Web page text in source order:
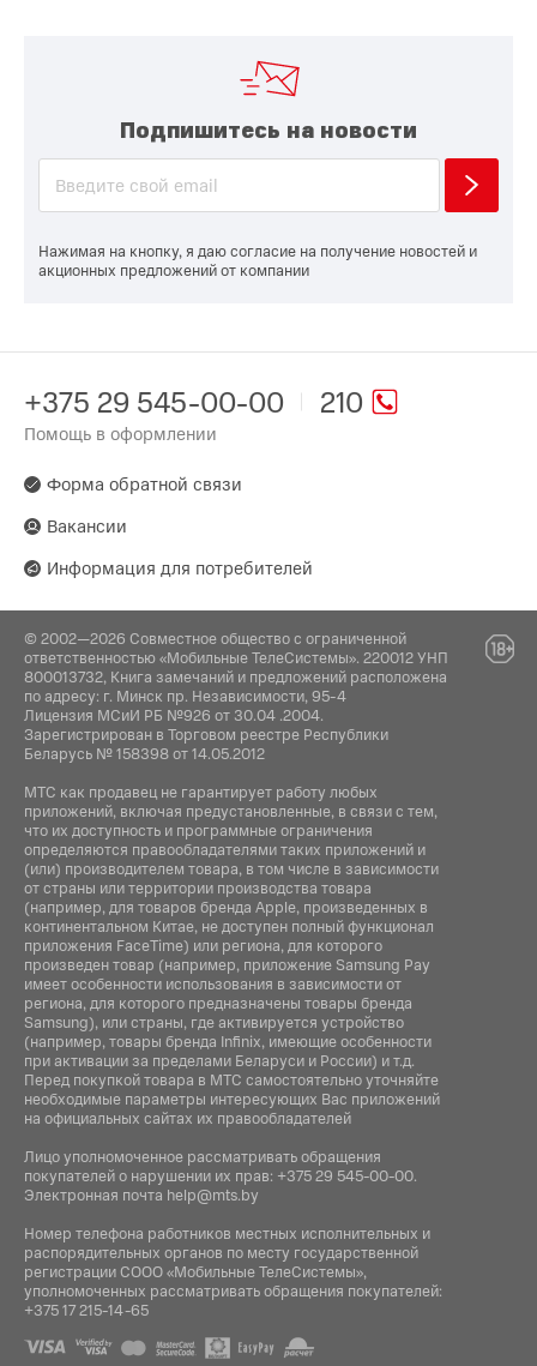
Подпишитесь на новости
Нажимая на кнопку, я даю согласие на получение новостей и
акционных предложений от компании
210
+375 29 545-00-00
Помощь в оформлении
Форма обратной связи
Вакансии
Информация для потребителей
© 2002—2026 Совместное общество с ограниченной
ответственностью «Мобильные ТелеСистемы». 220012 УНП
800013732, Книга замечаний и предложений расположена
по адресу: г. Минск пр. Независимости, 95-4
Лицензия МСиИ РБ №926 от 30.04 .2004.
Зарегистрирован в Торговом реестре Республики
Беларусь № 158398 от 14.05.2012
МТС как продавец не гарантирует работу любых
приложений, включая предустановленные, в связи с тем,
что их доступность и программные ограничения
определяются правообладателями таких приложений и
(или) производителем товара, в том числе в зависимости
от страны или территории производства товара
(например, для товаров бренда Apple, произведенных в
континентальном Китае, не доступен полный функционал
приложения FaceTime) или региона, для которого
произведен товар (например, приложение Samsung Pay
имеет особенности использования в зависимости от
региона, для которого предназначены товары бренда
Samsung), или страны, где активируется устройство
(например, товары бренда Infiniх, имеющие особенности
при активации за пределами Беларуси и России) и т.д.
Перед покупкой товара в МТС самостоятельно уточняйте
необходимые параметры интересующих Вас приложений
на официальных сайтах их правообладателей
Лицо уполномоченное рассматривать обращения
покупателей о нарушении их прав: +375 29 545-00-00.
Электронная почта help@mts.by
Номер телефона работников местных исполнительных и
распорядительных органов по месту государственной
регистрации СООО «Мобильные ТелеСистемы»,
уполномоченных рассматривать обращения покупателей:
+375 17 215-14-65